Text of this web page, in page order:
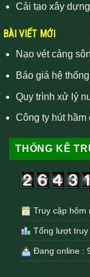
Cải tạo xây
BÀI VIẾT MỚI
Nạo vét cảng
Báo giá hệ
Quy trình xử lý
Công ty hút
THỐNG KÊ
Truy cập hôm
Tổng lượt truy
Đang online :